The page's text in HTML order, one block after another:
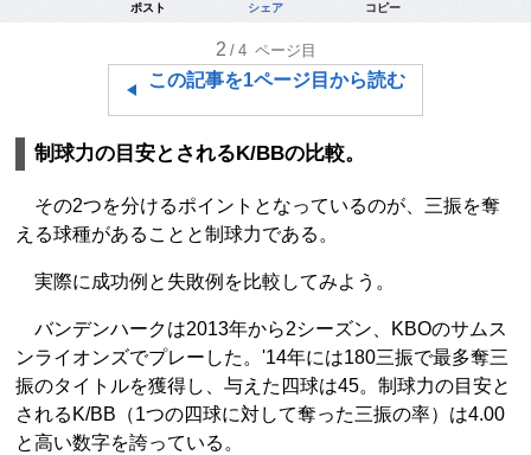
ポスト シェア コピー
2 /4 ページ目
この記事を1ページ目から読む
制球力の目安とされるK/BBの比較。
その2つを分けるポイントとなっているのが、三振を奪
える球種があることと制球力である。
実際に成功例と失敗例を比較してみよう。
バンデンハークは2013年から2シーズン、KBOのサムス
ンライオンズでプレーした。'14年には180三振で最多奪三
振のタイトルを獲得し、与えた四球は45。制球力の目安と
されるK/BB（1つの四球に対して奪った三振の率）は4.00
と高い数字を誇っている。